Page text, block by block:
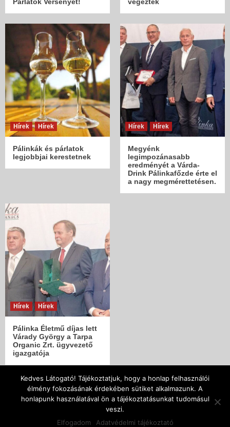
Hírek Hírek
Pálinkák és párlatok
legjobbjai kerestetnek
Hírek Hírek
Megyénk
legimpozánasabb
eredményét a Várda-
Drink Pálinkafőzde érte el
a nagy megmérettetésen.
Hírek Hírek
Pálinka Életmű díjas lett
Várady György a Tarpa
Organic Zrt. ügyvezető
igazgatója
| Copyright © 2005 - 2018 | Szatmár-Beregi Pálinka
Lovagrend Designed by SzenJoe |
themes.
Kedves Látogató! Tájékoztatjuk, hogy a honlap felhasználói
élmény fokozásának érdekében sütiket alkalmazunk. A
honlapunk használatával ön a tájékoztatásunkat tudomásul
veszi.
Elfogadom
Adatvédelmi tájékoztató